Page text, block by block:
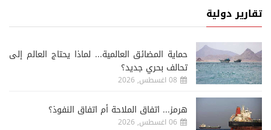
تقارير دولية
حماية المضائق العالمية... لماذا يحتاج العالم إلى
تحالف بحري جديد؟
08 اغسطس, 2026
هرمز... اتفاق الملاحة أم اتفاق النفوذ؟
06 اغسطس, 2026